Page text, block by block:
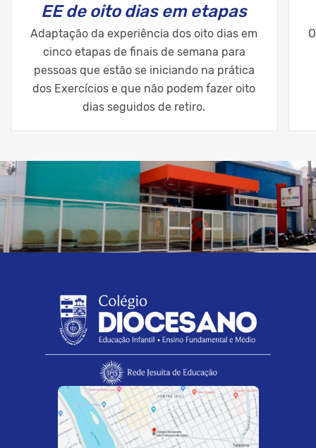
EE de oito dias em etapas
Adaptação da experiência dos oito dias em
cinco etapas de finais de semana para
pessoas que estão se iniciando na prática
dos Exercícios e que não podem fazer oito
dias seguidos de retiro.